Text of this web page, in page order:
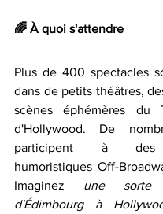
🌈 À quoi s'attendre
Plus de 400 spectacles
dans de petits théâtres,
scènes éphémères du
d'Hollywood. De
participent à des
humoristiques Off-
Imaginez une sorte
d'Édimbourg à